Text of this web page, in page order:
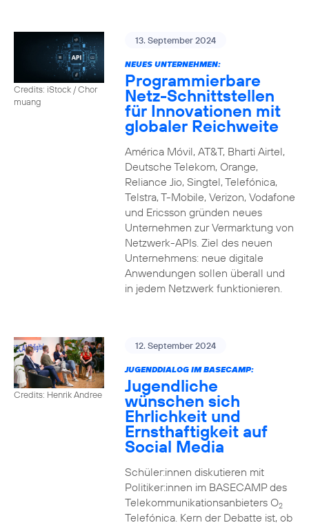
Credits: iStock / Chor
muang
13. September 2024
NEUES UNTERNEHMEN:
Programmierbare
Netz-Schnittstellen
für Innovationen mit
globaler Reichweite
América Móvil, AT&T, Bharti Airtel,
Deutsche Telekom, Orange,
Reliance Jio, Singtel, Telefónica,
Telstra, T-Mobile, Verizon, Vodafone
und Ericsson gründen neues
Unternehmen zur Vermarktung von
Netzwerk-APIs. Ziel des neuen
Unternehmens: neue digitale
Anwendungen sollen überall und
in jedem Netzwerk funktionieren.
Credits: Henrik Andree
12. September 2024
JUGENDDIALOG IM BASECAMP:
Jugendliche
wünschen sich
Ehrlichkeit und
Ernsthaftigkeit auf
Social Media
Schüler:innen diskutieren mit
Politiker:innen im BASECAMP des
Telekommunikationsanbieters O2
Telefónica. Kern der Debatte ist, ob